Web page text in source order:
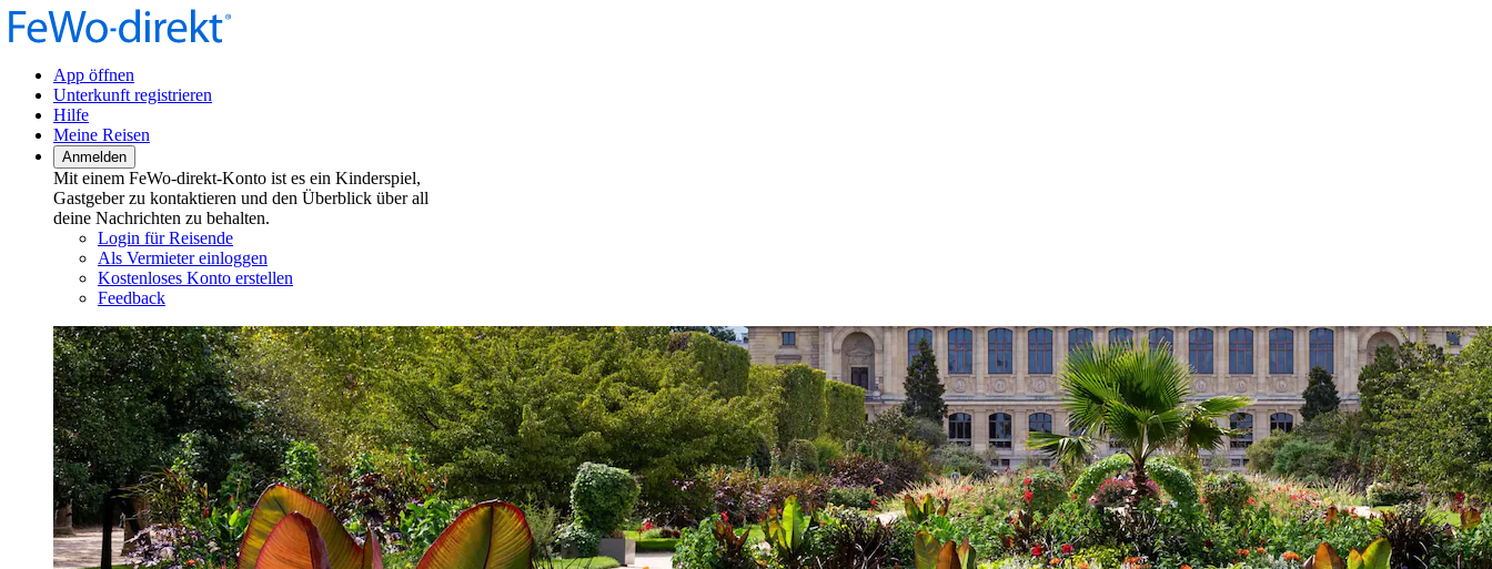
App öffnen
Unterkunft registrieren
Hilfe
Meine Reisen
Anmelden
Mit einem FeWo-direkt-Konto ist es ein Kinderspiel,
Gastgeber zu kontaktieren und den Überblick über all
deine Nachrichten zu behalten.
Login für Reisende
Als Vermieter einloggen
Kostenloses Konto erstellen
Feedback